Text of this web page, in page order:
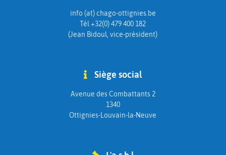
info (at) chago-ottignies.be
Tél +32(0) 479 400 182
(Jean Bidoul, vice-président)
Siège social
Avenue des Combattants 2
1340
Ottignies-Louvain-la-Neuve